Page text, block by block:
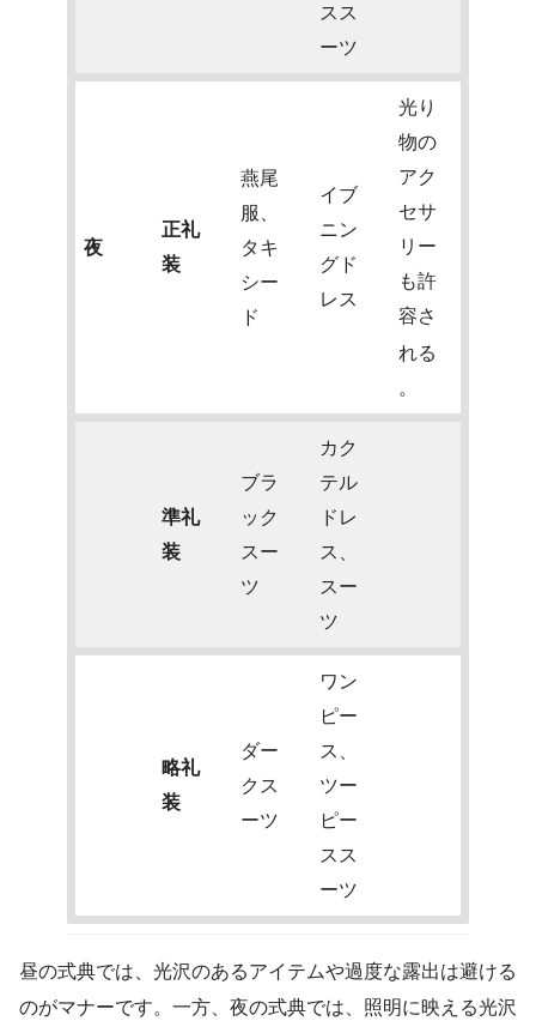
スス
ーツ
夜
正礼
装
燕尾
服、
タキ
シー
ド
イブ
ニン
グド
レス
光り
物の
アク
セサ
リー
も許
容さ
れる
。
準礼
装
ブラ
ック
スー
ツ
カク
テル
ドレ
ス、
スー
ツ
略礼
装
ダー
クス
ーツ
ワン
ピー
ス、
ツー
ピー
スス
ーツ
昼の式典では、光沢のあるアイテムや過度な露出は避ける
のがマナーです。一方、夜の式典では、照明に映える光沢